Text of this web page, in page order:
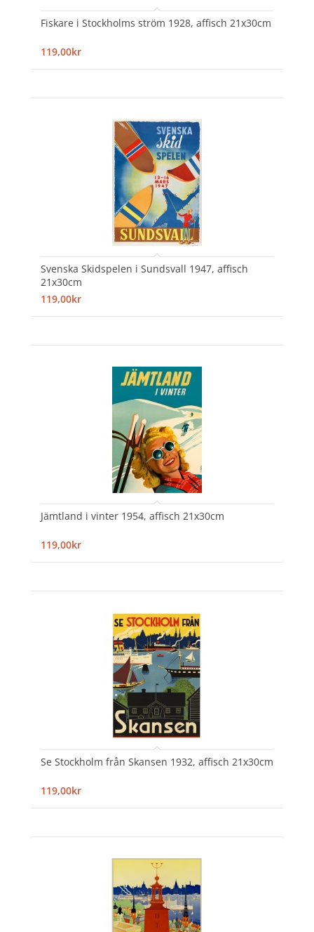
Fiskare i Stockholms ström 1928, affisch 21x30cm
119,00kr
Svenska Skidspelen i Sundsvall 1947, affisch
21x30cm
119,00kr
Jämtland i vinter 1954, affisch 21x30cm
119,00kr
Se Stockholm från Skansen 1932, affisch 21x30cm
119,00kr